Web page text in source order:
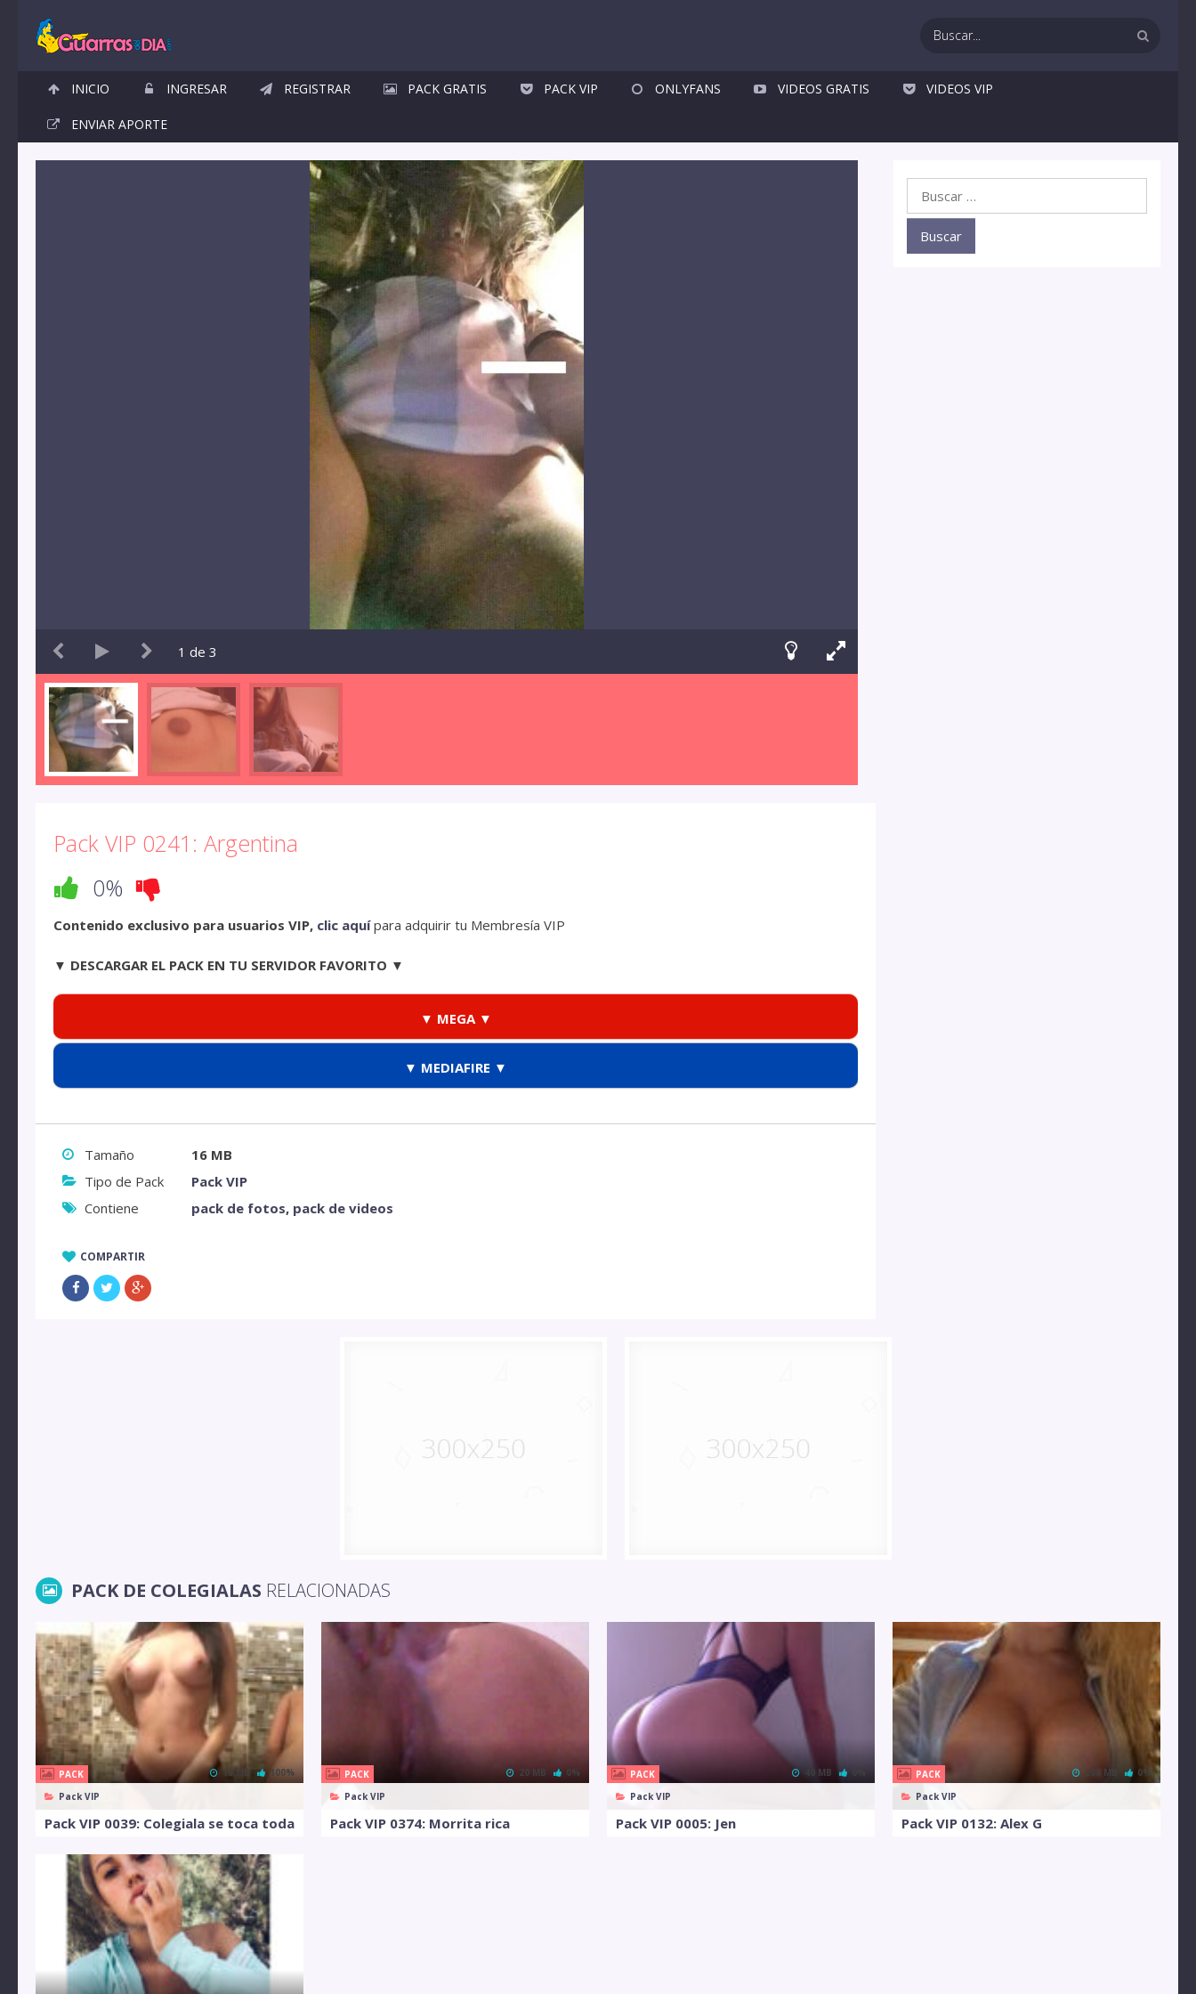
INICIO INGRESAR REGISTRAR PACK GRATIS PACK VIP ONLYFANS VIDEOS GRATIS VIDEOS VIP
ENVIAR APORTE
1 de 3
Pack VIP 0241: Argentina
0%
Contenido exclusivo para usuarios VIP, clic aquípara adquirir tu Membresía VIP
▼ DESCARGAR EL PACK EN TU SERVIDOR FAVORITO ▼
▼ MEGA ▼
▼ MEDIAFIRE ▼
Tamaño
16 MB
Tipo de Pack
Pack VIP
Contiene
pack de fotos, pack de videos
COMPARTIR
PACK DE COLEGIALAS RELACIONADAS
PACK
Pack VIP
15 MB 100%
Pack VIP 0039: Colegiala se toca toda
PACK
Pack VIP
20 MB 0%
Pack VIP 0374: Morrita rica
PACK
Pack VIP
40 MB
Pack VIP 0005: Jen
PACK
Pack VIP
208 MB 0%
Pack VIP 0132: Alex G